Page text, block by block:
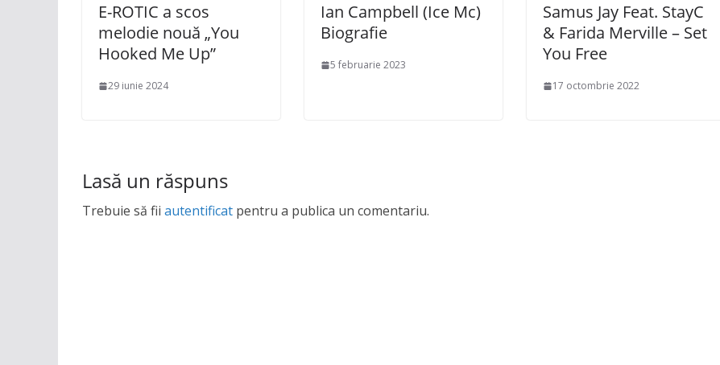
E-ROTIC a scos
melodie nouă „You
Hooked Me Up”
29 iunie 2024
Ian Campbell (Ice Mc)
Biografie
5 februarie 2023
Samus Jay Feat. StayC
& Farida Merville – Set
You Free
17 octombrie 2022
Lasă un răspuns
Trebuie să fii autentificat pentru a publica un comentariu.